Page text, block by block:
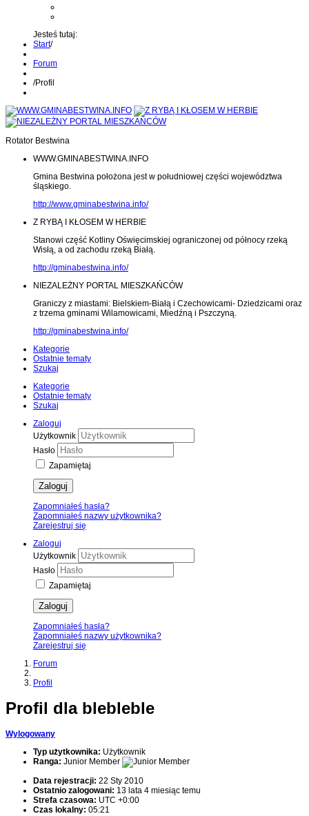
Jesteś tutaj:
Start/
Forum
/Profil
Rotator Bestwina
WWW.GMINABESTWINA.INFO
Gmina Bestwina położona jest w południowej części województwa
śląskiego.
http://www.gminabestwina.info/
Z RYBĄ I KŁOSEM W HERBIE
Stanowi część Kotliny Oświęcimskiej ograniczonej od północy rzeką
Wisłą, a od zachodu rzeką Białą.
http://gminabestwina.info/
NIEZALEŻNY PORTAL MIESZKAŃCÓW
Graniczy z miastami: Bielskiem-Białą i Czechowicami- Dziedzicami oraz
z trzema gminami Wilamowicami, Miedźną i Pszczyną.
http://gminabestwina.info/
Kategorie
Ostatnie tematy
Szukaj
Kategorie
Ostatnie tematy
Szukaj
Zaloguj
Użytkownik
Hasło
Zapamiętaj
Zaloguj
Zapomniałeś hasła?
Zapomniałeś nazwy użytkownika?
Zarejestruj się
Zaloguj
Użytkownik
Hasło
Zapamiętaj
Zaloguj
Zapomniałeś hasła?
Zapomniałeś nazwy użytkownika?
Zarejestruj się
Forum
Profil
Profil dla blebleble
Wylogowany
Typ użytkownika: Użytkownik
Ranga: Junior Member
Data rejestracji: 22 Sty 2010
Ostatnio zalogowani: 13 lata 4 miesiąc temu
Strefa czasowa: UTC +0:00
Czas lokalny: 05:21